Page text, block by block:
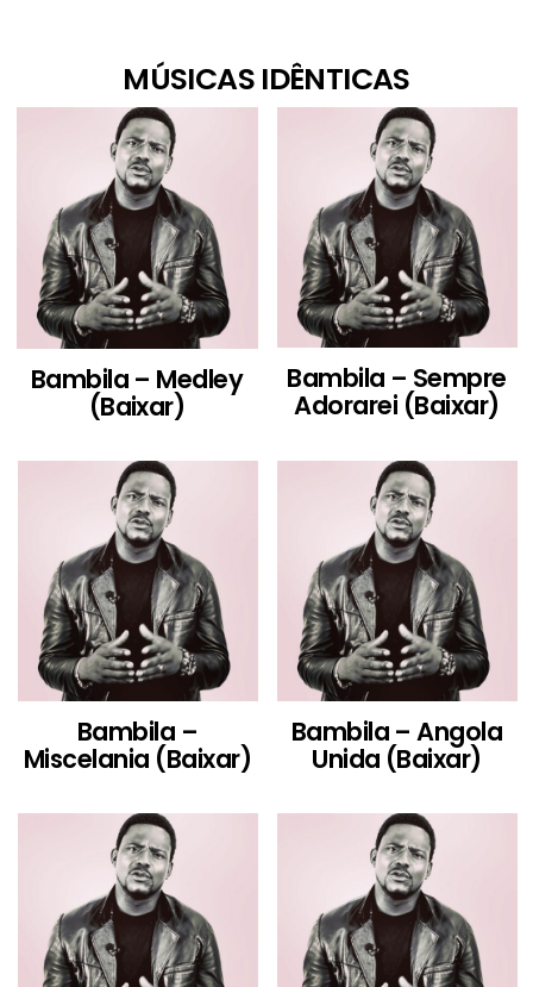
MÚSICAS IDÊNTICAS
Bambila – Medley
(Baixar)
Bambila – Sempre
Adorarei (Baixar)
Bambila –
Miscelania (Baixar)
Bambila – Angola
Unida (Baixar)